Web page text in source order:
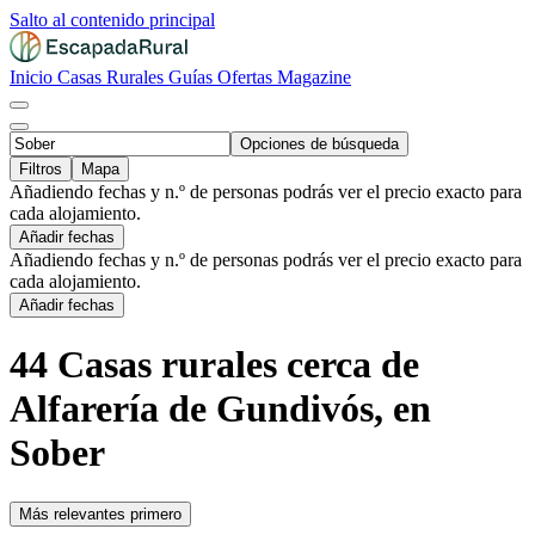
Salto al contenido principal
Inicio Casas Rurales Guías Ofertas Magazine
Opciones de búsqueda
Filtros
Mapa
Añadiendo fechas y n.º de personas podrás ver el precio exacto para
cada alojamiento.
Añadir fechas
Añadiendo fechas y n.º de personas podrás ver el precio exacto para
cada alojamiento.
Añadir fechas
44 Casas rurales cerca de
Alfarería de Gundivós, en
Sober
Más relevantes primero